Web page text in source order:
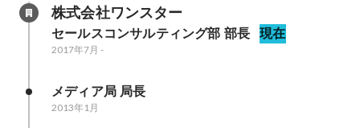
株式会社ワンスター
セールスコンサルティング部 部長 現在
2017年7月 -
メディア局 局長
2013年1月